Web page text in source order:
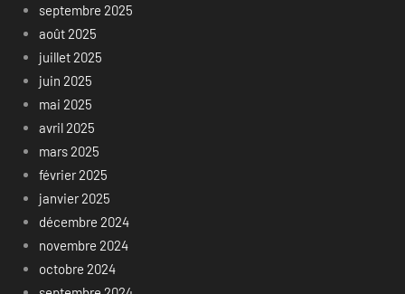
septembre 2025
août 2025
juillet 2025
juin 2025
mai 2025
avril 2025
mars 2025
février 2025
janvier 2025
décembre 2024
novembre 2024
octobre 2024